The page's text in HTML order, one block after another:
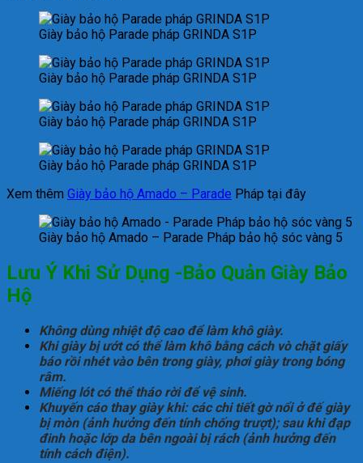
Giày bảo hộ Parade pháp GRINDA S1P
Giày bảo hộ Parade pháp GRINDA S1P
Giày bảo hộ Parade pháp GRINDA S1P
Giày bảo hộ Parade pháp GRINDA S1P
Xem thêm Giày bảo hộ Amado – Parade Pháp tại đây
Giày bảo hộ Amado – Parade Pháp bảo hộ sóc vàng 5
Lưu Ý Khi Sử Dụng -Bảo Quản Giày Bảo
Hộ
Không dùng nhiệt độ cao để làm khô giày.
Khi giày bị ướt có thể làm khô bằng cách vò chặt giấy
báo rồi nhét vào bên trong giày, phơi giày trong bóng
râm.
Miếng lót có thể tháo rời để vệ sinh.
Khuyến cáo thay giày khi: các chi tiết gờ nổi ở đế giày
bị mòn (ảnh hưởng đến tính chống trượt); sau khi đạp
đinh hoặc lớp da bên ngoài bị rách (ảnh hưởng đến
tính cách điện).